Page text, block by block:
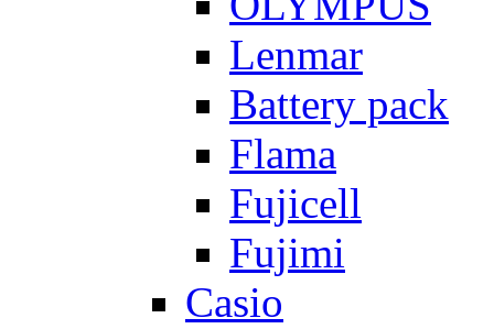
Lenmar
Battery pack
Flama
Fujicell
Fujimi
Casio